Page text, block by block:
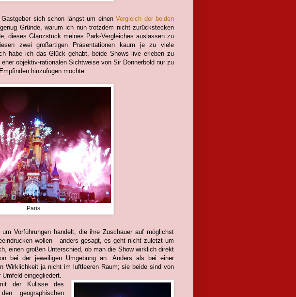
sich schon längst um einen Vergleich der beiden
Gründe, warum ich nun trotzdem nicht zurückstecken
dieses Glanzstück meines Park-Vergleiches auslassen zu
zwei großartigen Präsentationen kaum je zu viele
habe ich das Glück gehabt, beide Shows live erleben zu
objektiv-rationalen Sichtweise von Sir Donnerbold nur zu
hinzufügen möchte.
Paris
Vorführungen handelt, die ihre Zuschauer auf möglichst
wollen - anders gesagt, es geht nicht zuletzt um
einen großen Unterschied, ob man die Show wirklich direkt
bei der jeweiligen Umgebung an. Anders als bei einer
Wirklichkeit ja nicht im luftleeren Raum; sie beide sind von
eingegliedert.
der Kulisse des
geographischen